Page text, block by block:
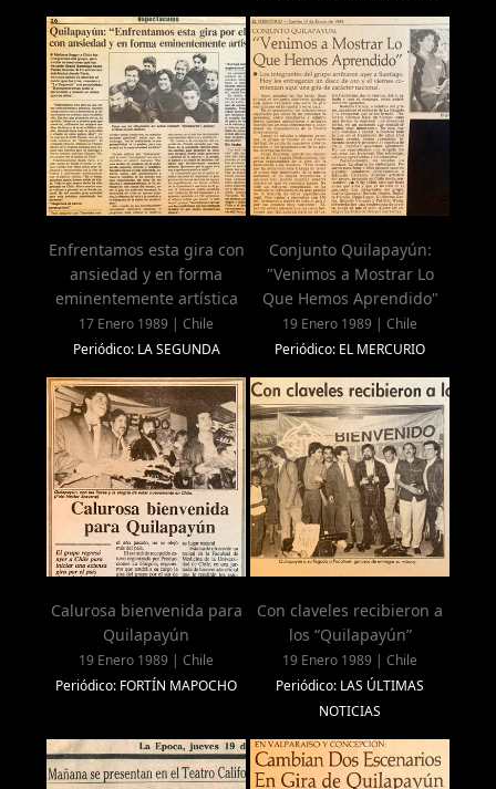
Enfrentamos esta gira con
ansiedad y en forma
eminentemente artística
17 Enero 1989 | Chile
Periódico: LA SEGUNDA
Conjunto Quilapayún:
"Venimos a Mostrar Lo
Que Hemos Aprendido"
19 Enero 1989 | Chile
Periódico: EL MERCURIO
Calurosa bienvenida para
Quilapayún
19 Enero 1989 | Chile
Periódico: FORTÍN MAPOCHO
Con claveles recibieron a
los “Quilapayún”
19 Enero 1989 | Chile
Periódico: LAS ÚLTIMAS
NOTICIAS